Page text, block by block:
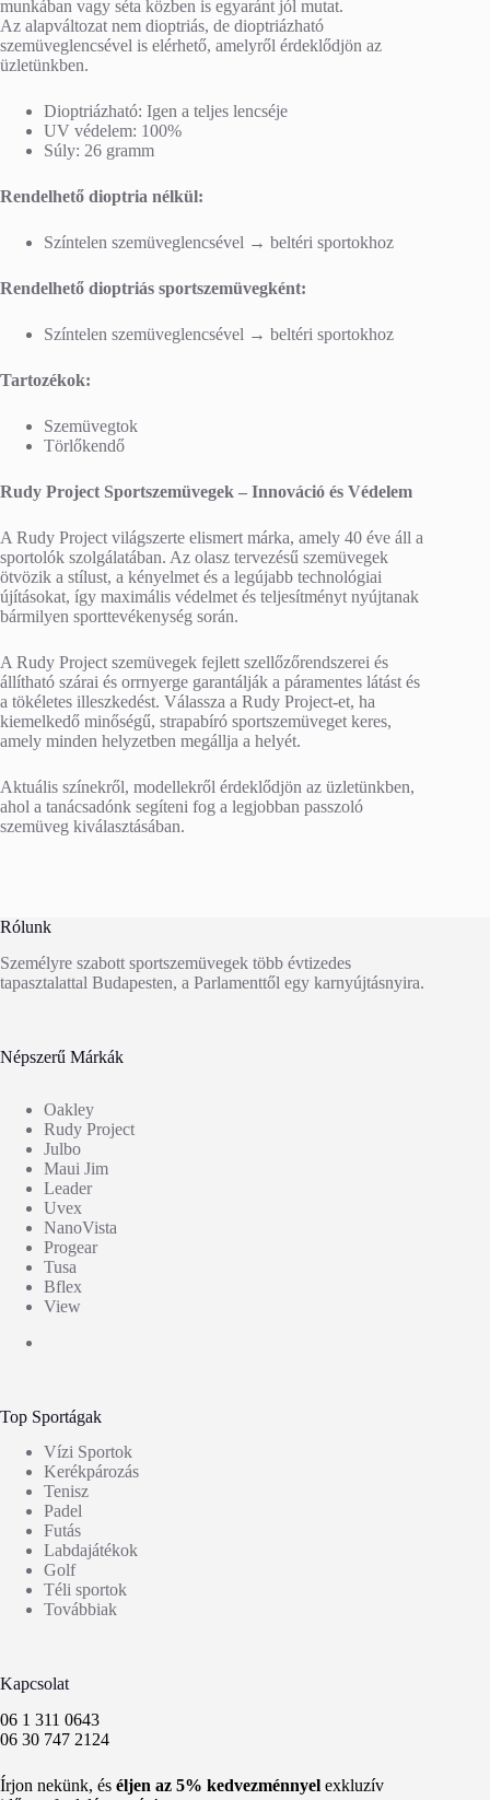
munkában vagy séta közben is egyaránt jól mutat.
Az alapváltozat nem dioptriás, de dioptriázható
szemüveglencsével is elérhető, amelyről érdeklődjön az
üzletünkben.
Dioptriázható: Igen a teljes lencséje
UV védelem: 100%
Súly: 26 gramm
Rendelhető dioptria nélkül:
Színtelen szemüveglencsével → beltéri sportokhoz
Rendelhető dioptriás sportszemüvegként:
Színtelen szemüveglencsével → beltéri sportokhoz
Tartozékok:
Szemüvegtok
Törlőkendő
Rudy Project Sportszemüvegek – Innováció és Védelem
A Rudy Project világszerte elismert márka, amely 40 éve áll a
sportolók szolgálatában. Az olasz tervezésű szemüvegek
ötvözik a stílust, a kényelmet és a legújabb technológiai
újításokat, így maximális védelmet és teljesítményt nyújtanak
bármilyen sporttevékenység során.
A Rudy Project szemüvegek fejlett szellőzőrendszerei és
állítható szárai és orrnyerge garantálják a páramentes látást és
a tökéletes illeszkedést. Válassza a Rudy Project-et, ha
kiemelkedő minőségű, strapabíró sportszemüveget keres,
amely minden helyzetben megállja a helyét.
Aktuális színekről, modellekről érdeklődjön az üzletünkben,
ahol a tanácsadónk segíteni fog a legjobban passzoló
szemüveg kiválasztásában.
Rólunk
Személyre szabott sportszemüvegek több évtizedes
tapasztalattal Budapesten, a Parlamenttől egy karnyújtásnyira.
Népszerű Márkák
Oakley
Rudy Project
Julbo
Maui Jim
Leader
Uvex
NanoVista
Progear
Tusa
Bflex
View
Top Sportágak
Vízi Sportok
Kerékpározás
Tenisz
Padel
Futás
Labdajátékok
Golf
Téli sportok
Továbbiak
Kapcsolat
06 1 311 0643
06 30 747 2124
Írjon nekünk, és éljen az 5% kedvezménnyel exkluzív